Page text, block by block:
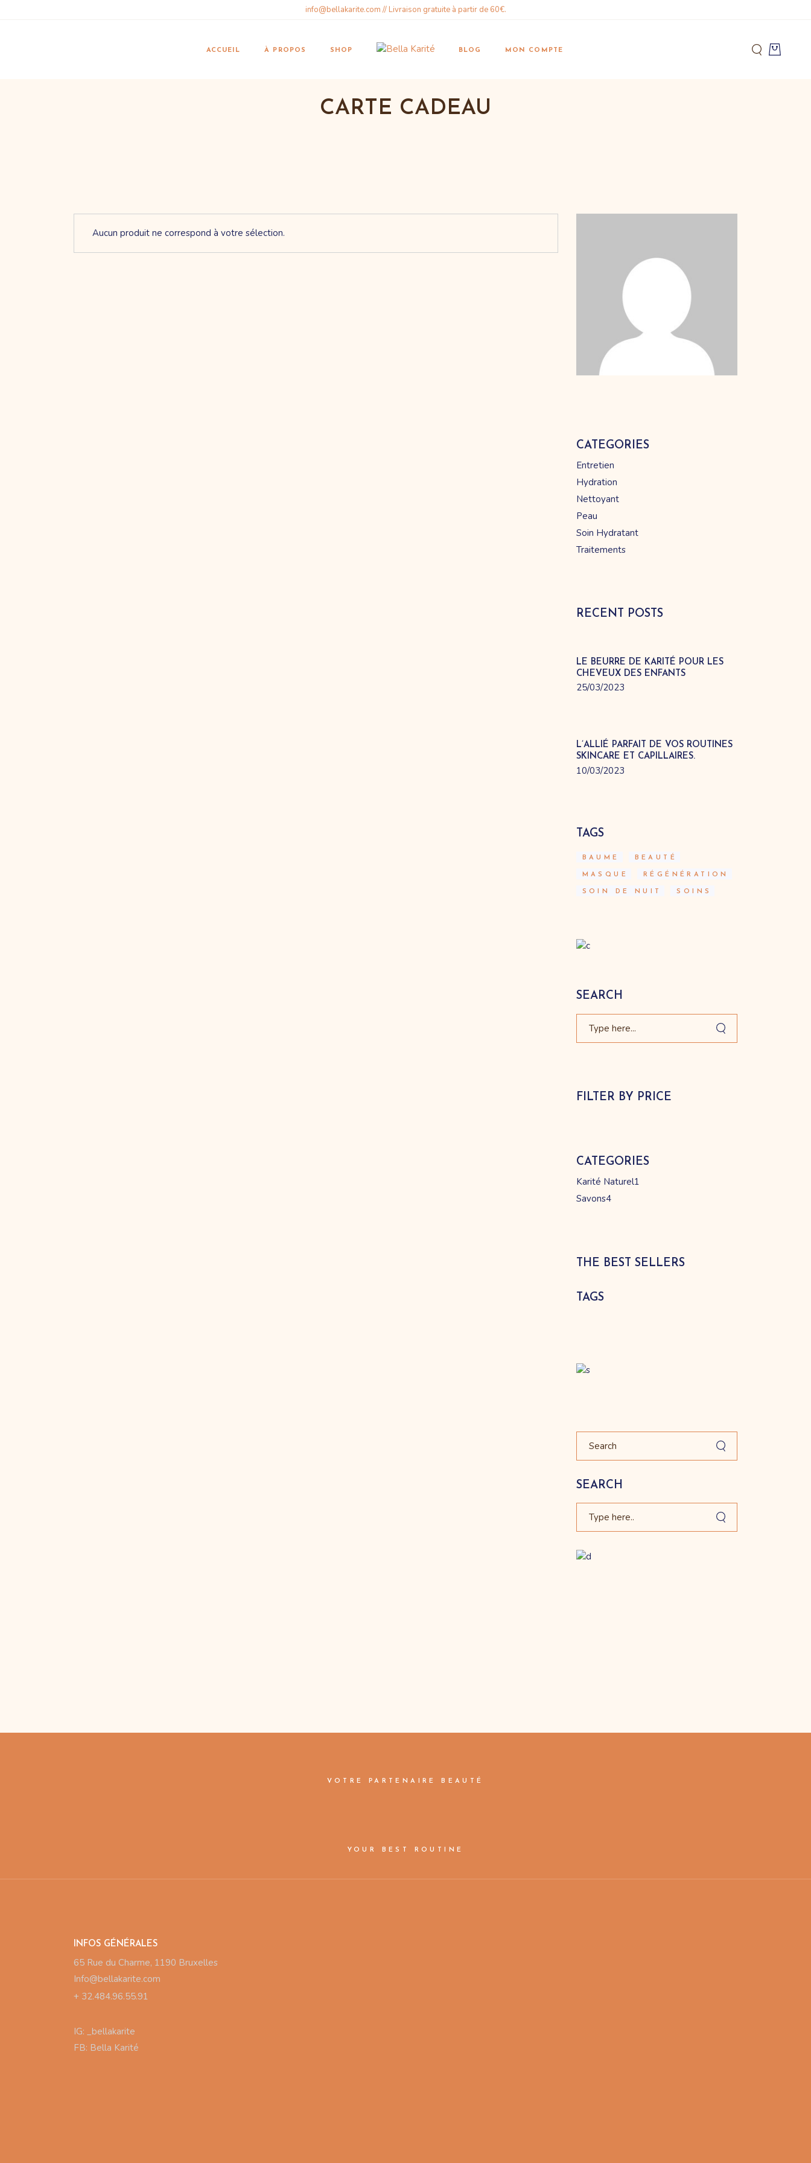
info@bellakarite.com // Livraison gratuite à partir de 60€.
ACCUEIL À PROPOS
Notre histoire
SHOP BLOG
Articles
MON COMPTE
Gifts & Vouchers
Karité
CARTE CADEAU
Aucun produit ne correspond à votre sélection.
CATEGORIES
Entretien
Hydration
Nettoyant
Peau
Soin Hydratant
Traitements
RECENT POSTS
LE BEURRE DE KARITÉ POUR LES
CHEVEUX DES ENFANTS
25/03/2023
L’ALLIÉ PARFAIT DE VOS ROUTINES
SKINCARE ET CAPILLAIRES.
10/03/2023
TAGS
BAUME BEAUTÉ
MASQUE RÉGÉNÉRATION
SOIN DE NUIT SOINS
SEARCH
Search
FILTER BY PRICE
CATEGORIES
Karité Naturel1produit
Savons4
THE BEST SELLERS
TAGS
Search
SEARCH
Search
VOTRE PARTENAIRE BEAUTÉ
YOUR BEST ROUTINE
INFOS GÉNÉRALES
65 Rue du Charme, 1190 Bruxelles
Info@bellakarite.com
+ 32.484.96.55.91
IG: _bellakarite
FB: Bella Karité